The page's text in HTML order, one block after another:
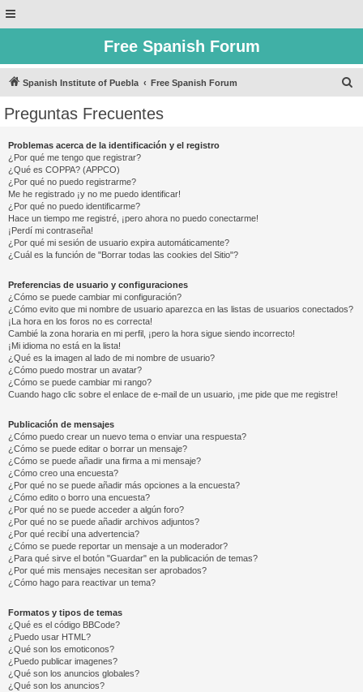
Free Spanish Forum
Spanish Institute of Puebla Free Spanish Forum
Preguntas Frecuentes
Problemas acerca de la identificación y el registro
¿Por qué me tengo que registrar?
¿Qué es COPPA? (APPCO)
¿Por qué no puedo registrarme?
Me he registrado ¡y no me puedo identificar!
¿Por qué no puedo identificarme?
Hace un tiempo me registré, ¡pero ahora no puedo conectarme!
¡Perdí mi contraseña!
¿Por qué mi sesión de usuario expira automáticamente?
¿Cuál es la función de "Borrar todas las cookies del Sitio"?
Preferencias de usuario y configuraciones
¿Cómo se puede cambiar mi configuración?
¿Cómo evito que mi nombre de usuario aparezca en las listas de usuarios conectados?
¡La hora en los foros no es correcta!
Cambié la zona horaria en mi perfil, ¡pero la hora sigue siendo incorrecto!
¡Mi idioma no está en la lista!
¿Qué es la imagen al lado de mi nombre de usuario?
¿Cómo puedo mostrar un avatar?
¿Cómo se puede cambiar mi rango?
Cuando hago clic sobre el enlace de e-mail de un usuario, ¡me pide que me registre!
Publicación de mensajes
¿Cómo puedo crear un nuevo tema o enviar una respuesta?
¿Cómo se puede editar o borrar un mensaje?
¿Cómo se puede añadir una firma a mi mensaje?
¿Cómo creo una encuesta?
¿Por qué no se puede añadir más opciones a la encuesta?
¿Cómo edito o borro una encuesta?
¿Por qué no se puede acceder a algún foro?
¿Por qué no se puede añadir archivos adjuntos?
¿Por qué recibí una advertencia?
¿Cómo se puede reportar un mensaje a un moderador?
¿Para qué sirve el botón "Guardar" en la publicación de temas?
¿Por qué mis mensajes necesitan ser aprobados?
¿Cómo hago para reactivar un tema?
Formatos y tipos de temas
¿Qué es el código BBCode?
¿Puedo usar HTML?
¿Qué son los emoticonos?
¿Puedo publicar imagenes?
¿Qué son los anuncios globales?
¿Qué son los anuncios?